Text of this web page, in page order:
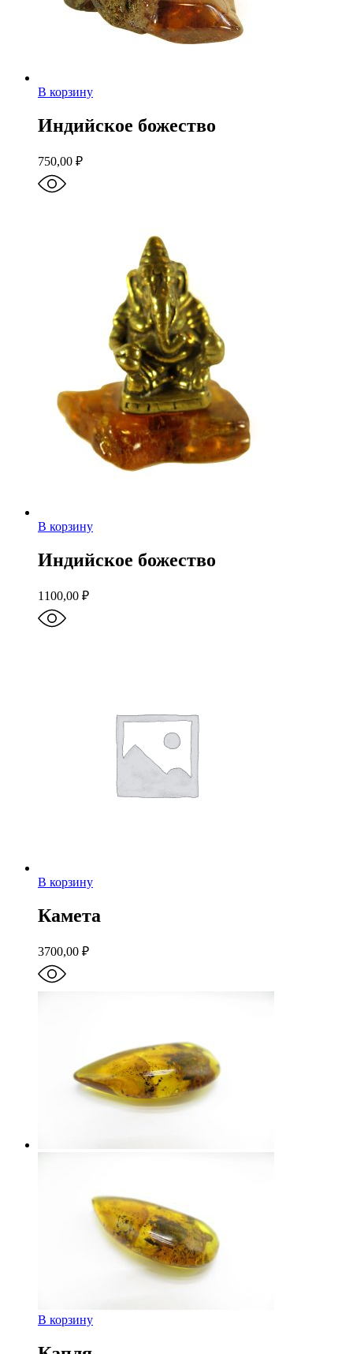
В корзину
Индийское божество
750,00 ₽
В корзину
Индийское божество
1100,00 ₽
В корзину
Камета
3700,00 ₽
В корзину